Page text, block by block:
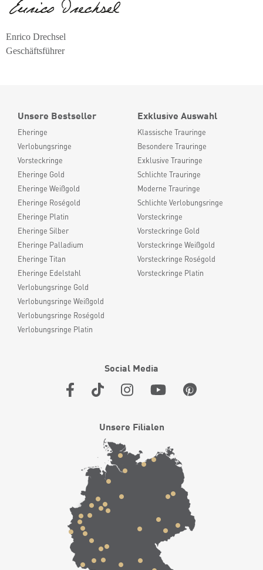
Enrico Drechsel
Geschäftsführer
Unsere Bestseller
Eheringe
Verlobungsringe
Vorsteckringe
Eheringe Gold
Eheringe Weißgold
Eheringe Roségold
Eheringe Platin
Eheringe Silber
Eheringe Palladium
Eheringe Titan
Eheringe Edelstahl
Verlobungsringe Gold
Verlobungsringe Weißgold
Verlobungsringe Roségold
Verlobungsringe Platin
Exklusive Auswahl
Klassische Trauringe
Besondere Trauringe
Exklusive Trauringe
Schlichte Trauringe
Moderne Trauringe
Schlichte Verlobungsringe
Vorsteckringe
Vorsteckringe Gold
Vorsteckringe Weißgold
Vorsteckringe Roségold
Vorsteckringe Platin
Social Media
Unsere Filialen